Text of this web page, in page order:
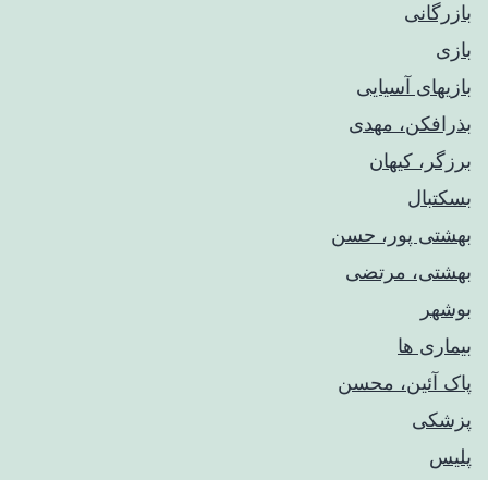
بازرگانی
بازی
بازیهای آسیایی
بذرافکن، مهدی
برزگر، کیهان
بسکتبال
بهشتی پور، حسن
بهشتی، مرتضی
بوشهر
بیماری ها
پاک آئین، محسن
پزشکی
پلیس